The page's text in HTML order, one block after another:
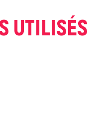
dans ce formulaire pour
de ces données,
UTILISÉS